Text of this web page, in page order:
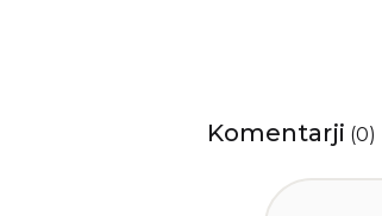
Komentarji (0)